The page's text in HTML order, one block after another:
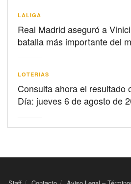
LALIGA
Real Madrid aseguró a
batalla más importante del
LOTERIAS
Consulta ahora el resultado
Día: jueves 6 de agosto de